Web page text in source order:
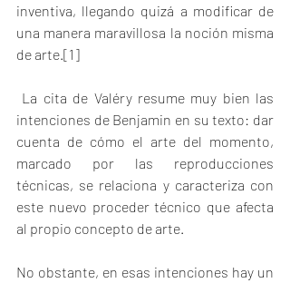
inventiva, llegando quizá a modificar de
una manera maravillosa la noción misma
de arte. [1]
intenciones de Benjamin en su texto: dar
cuenta de cómo el arte del momento,
marcado por las reproducciones
técnicas, se relaciona y caracteriza con
este nuevo proceder técnico que afecta
al propio concepto de arte.
No obstante, en esas intenciones hay un